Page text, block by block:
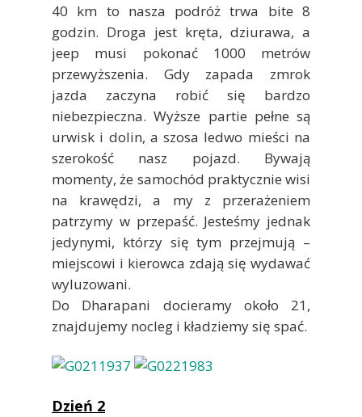
40 km to nasza podróż trwa bite 8
godzin. Droga jest kręta, dziurawa, a
jeep musi pokonać 1000 metrów
przewyższenia. Gdy zapada zmrok
jazda zaczyna robić się bardzo
niebezpieczna. Wyższe partie pełne są
urwisk i dolin, a szosa ledwo mieści na
szerokość nasz pojazd. Bywają
momenty, że samochód praktycznie wisi
na krawędzi, a my z przerażeniem
patrzymy w przepaść. Jesteśmy jednak
jedynymi, którzy się tym przejmują –
miejscowi i kierowca zdają się wydawać
wyluzowani.
Do Dharapani docieramy około 21,
znajdujemy nocleg i kładziemy się spać.
Dzień 2